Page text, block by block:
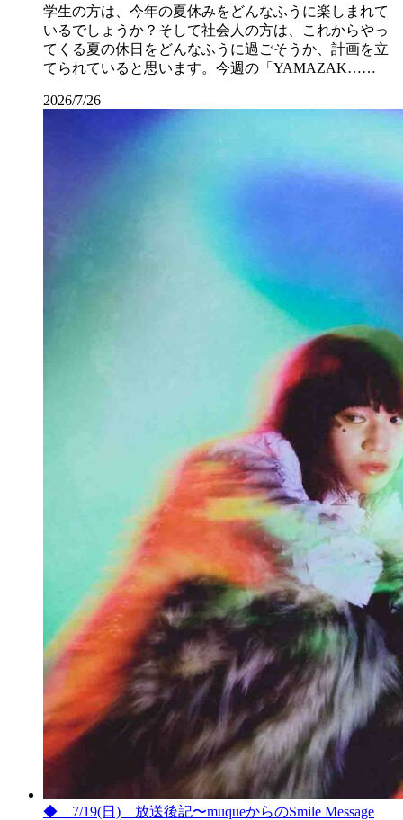
学生の方は、今年の夏休みをどんなふうに楽しまれて
いるでしょうか？そして社会人の方は、これからやっ
てくる夏の休日をどんなふうに過ごそうか、計画を立
てられていると思います。今週の「YAMAZAK……
2026/7/26
◆ 7/19(日) 放送後記〜muqueからのSmile Message